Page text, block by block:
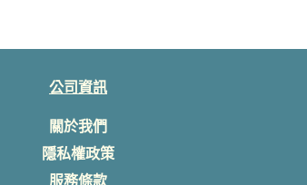
公司資訊
關於我們
隱私權政策
服務條款